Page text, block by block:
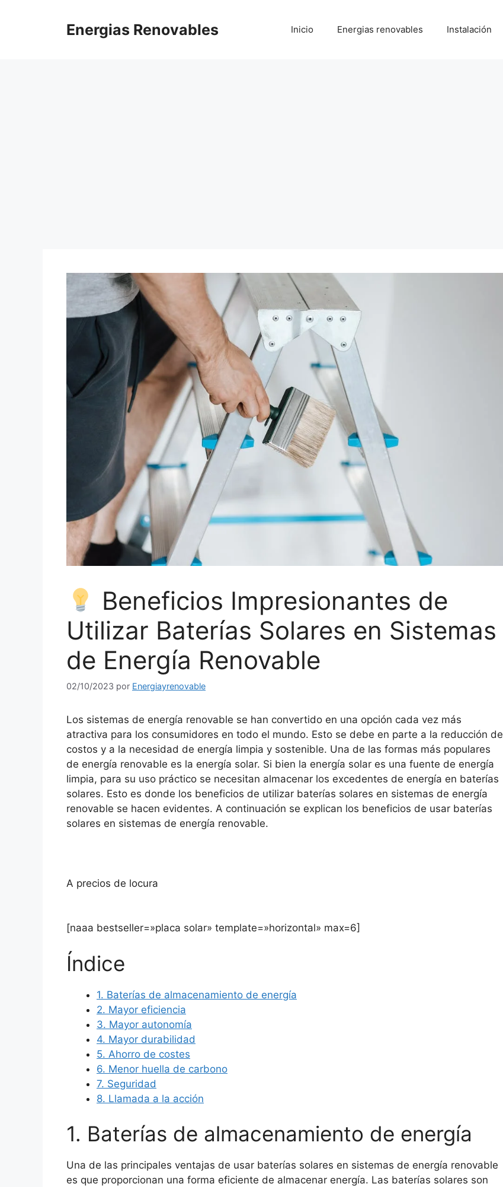
Energias Renovables Inicio Energias renovables Instalación
Beneficios Impresionantes de
Utilizar Baterías Solares en Sistemas
de Energía Renovable
02/10/2023 por Energiayrenovable
Los sistemas de energía renovable se han convertido en una opción cada vez más
atractiva para los consumidores en todo el mundo. Esto se debe en parte a la reducción de
costos y a la necesidad de energía limpia y sostenible. Una de las formas más populares
de energía renovable es la energía solar. Si bien la energía solar es una fuente de energía
limpia, para su uso práctico se necesitan almacenar los excedentes de energía en baterías
solares. Esto es donde los beneficios de utilizar baterías solares en sistemas de energía
renovable se hacen evidentes. A continuación se explican los beneficios de usar baterías
solares en sistemas de energía renovable.
A precios de locura
[naaa bestseller=»placa solar» template=»horizontal» max=6]
Índice
1. Baterías de almacenamiento de energía
2. Mayor eficiencia
3. Mayor autonomía
4. Mayor durabilidad
5. Ahorro de costes
6. Menor huella de carbono
7. Seguridad
8. Llamada a la acción
1. Baterías de almacenamiento de energía
Una de las principales ventajas de usar baterías solares en sistemas de energía renovable
es que proporcionan una forma eficiente de almacenar energía. Las baterías solares son